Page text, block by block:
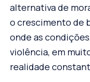
alternativa de
o crescimento de
onde as
violência, em
realidade